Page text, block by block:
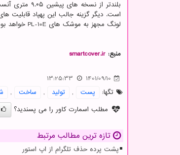
است. دیگر گزینه جالب این پهپاد
لونگ مجهز به موشک های PL-10E خواهد بود که می توانند هلی کوپتر و دیگر هواپیماهای بی سرنشین را سرنگون کنند.
منبع: smartcover.ir
1401/09/10
13:25:33
تگها:
پست , تولید , ساخت ,
مطلب اسمارت کاور را می پسندید؟
تازه ترین مطالب مرتبط
پشت پرده حذف تلگرام از اپ استور